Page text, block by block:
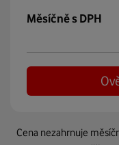
měsíčně s DPH
Cena nezahrnuje